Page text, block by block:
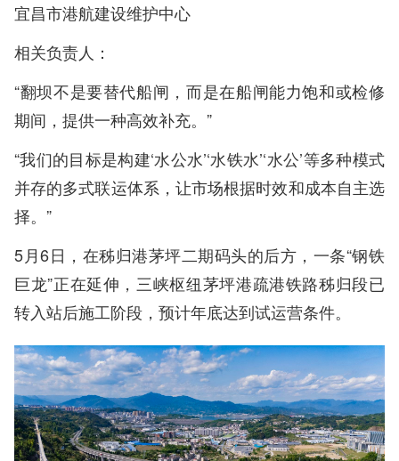
宜昌市港航建设维护中心
相关负责人：
“翻坝不是要替代船闸，而是在船闸能力饱和或检修
期间，提供一种高效补充。”
“我们的目标是构建‘水公水’‘水铁水’‘水公’等多种模式
并存的多式联运体系，让市场根据时效和成本自主选
择。”
5月6日，在秭归港茅坪二期码头的后方，一条“钢铁
巨龙”正在延伸，三峡枢纽茅坪港疏港铁路秭归段已
转入站后施工阶段，预计年底达到试运营条件。